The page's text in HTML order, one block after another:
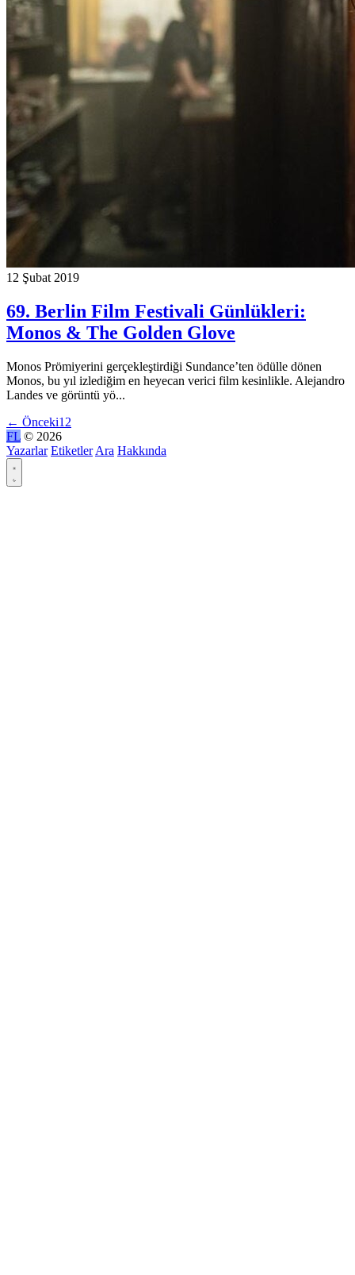
12 Şubat 2019
69. Berlin Film Festivali Günlükleri:
Monos & The Golden Glove
Monos Prömiyerini gerçekleştirdiği Sundance’ten ödülle dönen
Monos, bu yıl izlediğim en heyecan verici film kesinlikle. Alejandro
Landes ve görüntü yö...
← Önceki1 2
FL © 2026
Yazarlar Etiketler Ara Hakkında